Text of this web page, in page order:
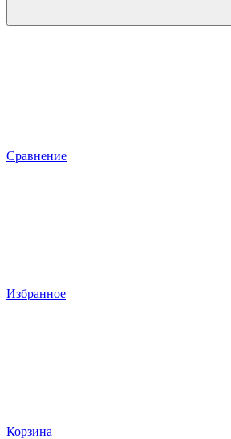
Сравнение
Избранное
Корзина